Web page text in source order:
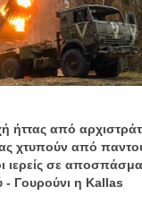
ήττας από
χτυπούν από
ιερείς σε
- Γουρούνι η Kallas